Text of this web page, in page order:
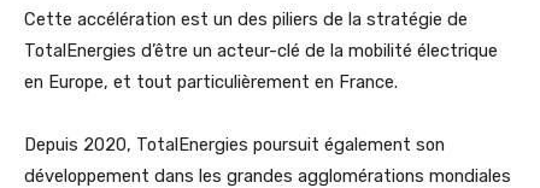
Cette accélération est un des piliers de la stratégie de
TotalEnergies d’être un acteur-clé de la mobilité électrique
en Europe, et tout particulièrement en France.
Depuis 2020, TotalEnergies poursuit également son
développement dans les grandes agglomérations mondiales